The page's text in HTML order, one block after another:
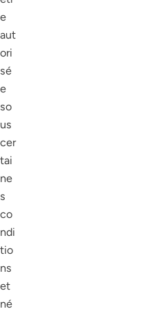
e
aut
ori
sé
e
so
us
cer
tai
ne
s
co
ndi
tio
ns
et
né